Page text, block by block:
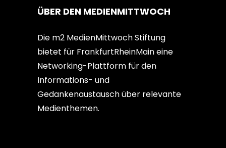
ÜBER DEN MEDIENMITTWOCH
Die m2 MedienMittwoch Stiftung
bietet für FrankfurtRheinMain eine
Networking-Plattform für den
Informations- und
Gedankenaustausch über relevante
Medienthemen.